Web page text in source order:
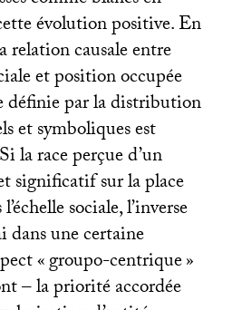
évolution positive. En
relation causale entre
et position occupée
définie par la distribution
et symboliques est
la race perçue d’un
significatif sur la place
sociale, l’inverse
dans une certaine
«groupo-centrique»
– la priorité accordée